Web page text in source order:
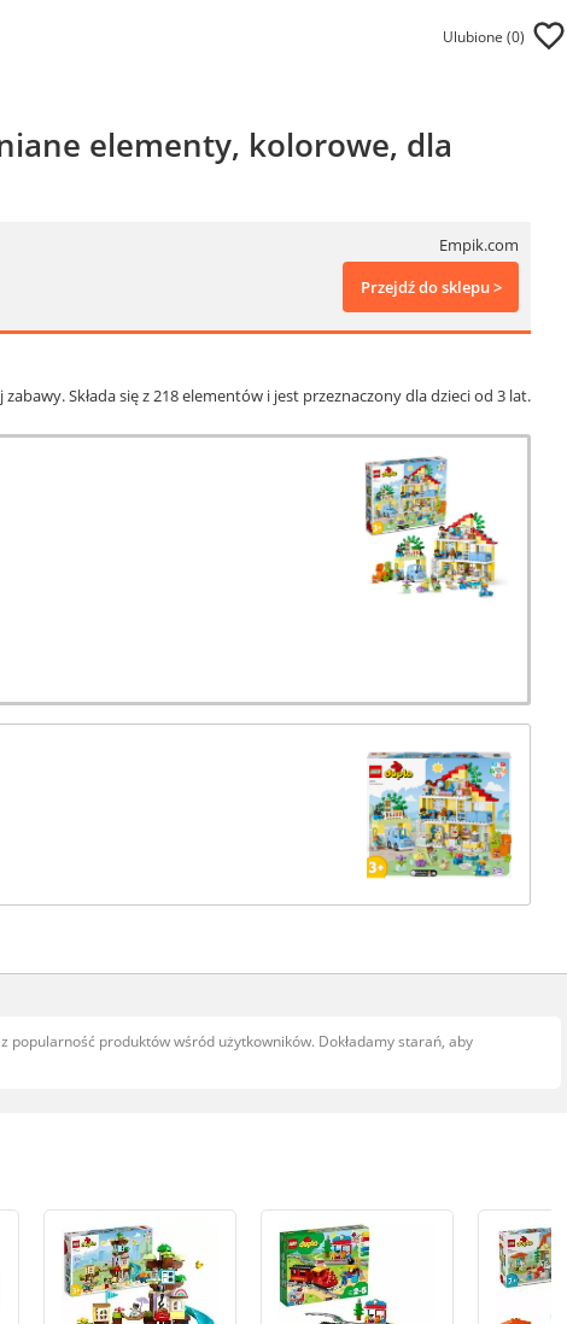
Ulubione (0)
elementy, kolorowe, dla
Empik.com
Przejdź do sklepu >
Składa się z 218 elementów i jest przeznaczony dla dzieci od 3 lat.
produktów wśród użytkowników. Dokładamy starań, aby